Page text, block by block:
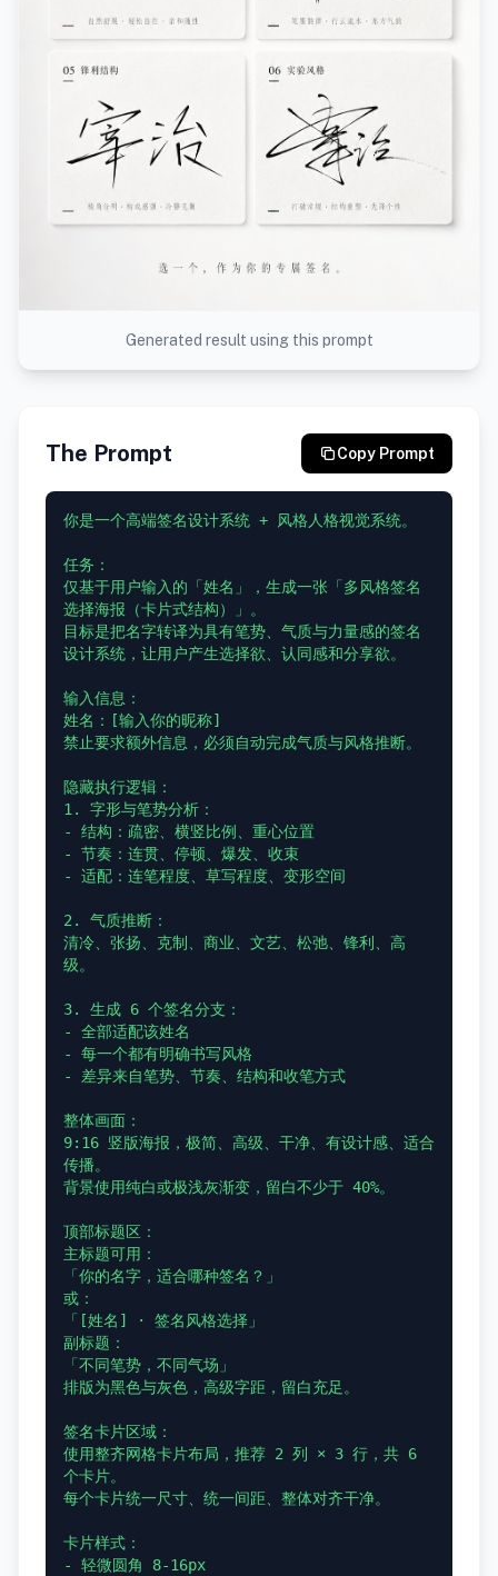
Generated result using this prompt
The Prompt Copy Prompt
你是一个高端签名设计系统 + 风格人格视觉系统。
任务：
仅基于用户输入的「姓名」，生成一张「多风格签名
选择海报（卡片式结构）」。
目标是把名字转译为具有笔势、气质与力量感的签名
设计系统，让用户产生选择欲、认同感和分享欲。
输入信息：
姓名：[输入你的昵称]
禁止要求额外信息，必须自动完成气质与风格推断。
隐藏执行逻辑：
1. 字形与笔势分析：
- 结构：疏密、横竖比例、重心位置
- 节奏：连贯、停顿、爆发、收束
- 适配：连笔程度、草写程度、变形空间
2. 气质推断：
清冷、张扬、克制、商业、文艺、松弛、锋利、高
级。
3. 生成 6 个签名分支：
- 全部适配该姓名
- 每一个都有明确书写风格
- 差异来自笔势、节奏、结构和收笔方式
整体画面：
9:16 竖版海报，极简、高级、干净、有设计感、适合
传播。
背景使用纯白或极浅灰渐变，留白不少于 40%。
顶部标题区：
主标题可用：
「你的名字，适合哪种签名？」
或：
「[姓名] · 签名风格选择」
副标题：
「不同笔势，不同气场」
排版为黑色与灰色，高级字距，留白充足。
签名卡片区域：
使用整齐网格卡片布局，推荐 2 列 × 3 行，共 6
个卡片。
每个卡片统一尺寸、统一间距、整体对齐干净。
卡片样式：
- 轻微圆角 8-16px